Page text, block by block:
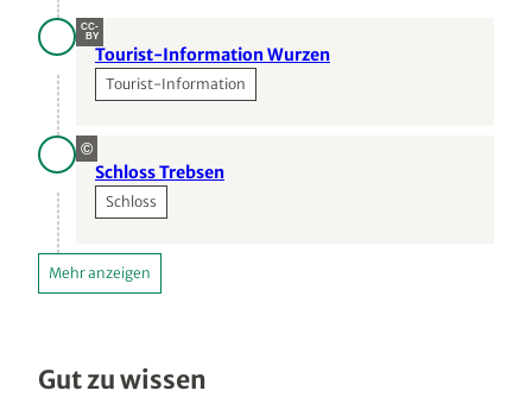
CC-
BY
Tourist-Information Wurzen
Tourist-Information
©
Schloss Trebsen
Schloss
Mehr anzeigen
Gut zu wissen